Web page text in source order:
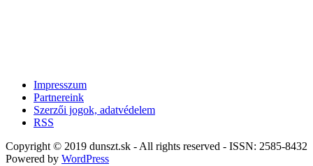
Impresszum
Partnereink
Szerzői jogok, adatvédelem
RSS
Copyright © 2019 dunszt.sk - All rights reserved - ISSN: 2585-8432
Powered by WordPress